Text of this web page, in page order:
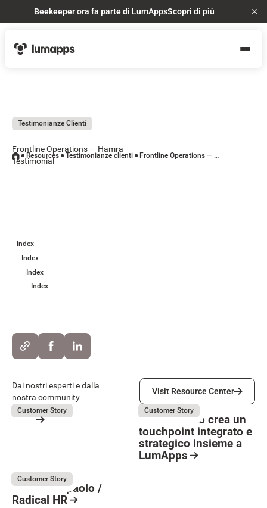
Beekeeper ora fa parte di LumAppsScopri di più
Testimonianze Clienti
Frontline Operations — Hamra
Testimonial
Resources Testimonianze clienti Frontline Operations — Hamra Testimonial
Index
Index
Index
Index
Dai nostri esperti e dalla
nostra community
Visit Resource Center
Visit Resource Center
July 31, 2026
Customer Story
OVS
OVS
July 31, 2026
Customer Story
La Marzocco
La Marzocco crea un
touchpoint integrato e
strategico insieme a
LumApps
July 31, 2026
Customer Story
Intesa Sanpaolo
Intesa Sanpaolo /
Radical HR